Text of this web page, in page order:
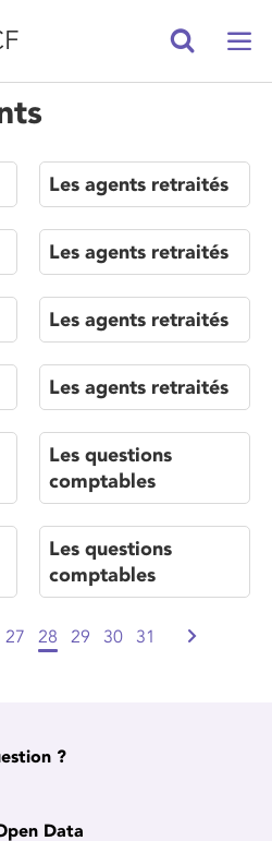
Les agents retraités
Les agents retraités
Les agents retraités
Les agents retraités
Les questions
comptables
Les questions
comptables
27 28 29 30 31
?
Data